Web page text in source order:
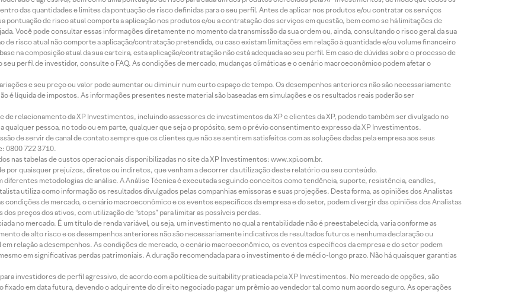
das quantidades e limites da pontuação de risco definidas para o seu perfil. Antes de aplicar nos produtos e/ou contratar os serviços
de risco atual comporta a aplicação nos produtos e/ou a contratação dos serviços em questão, bem como se há limitações de
Você pode consultar essas informações diretamente no momento da transmissão da sua ordem ou, ainda, consultando o risco geral da sua
de risco atual não comporte a aplicação/contratação pretendida, ou caso existam limitações em relação à quantidade e/ou volume financeiro
na composição atual da sua carteira, esta aplicação/contratação não está adequada ao seu perfil. Em caso de dúvidas sobre o processo de
perfil de investidor, consulte o FAQ. As condições de mercado, mudanças climáticas e o cenário macroeconômico podem afetar o
e seu preço ou valor pode aumentar ou diminuir num curto espaço de tempo. Os desempenhos anteriores não são necessariamente
é líquida de impostos. As informações presentes neste material são baseadas em simulações e os resultados reais poderão ser
relacionamento da XP Investimentos, incluindo assessores de investimentos da XP e clientes da XP, podendo também ser divulgado no
qualquer pessoa, no todo ou em parte, qualquer que seja o propósito, sem o prévio consentimento expresso da XP Investimentos.
de servir de canal de contato sempre que os clientes que não se sentirem satisfeitos com as soluções dadas pela empresa aos seus
0800 722 3710.
nas tabelas de custos operacionais disponibilizadas no site da XP Investimentos: www.xpi.com.br.
por quaisquer prejuízos, diretos ou indiretos, que venham a decorrer da utilização deste relatório ou seu conteúdo.
diferentes metodologias de análise. A Análise Técnica é executada seguindo conceitos como tendência, suporte, resistência, candles,
utiliza como informação os resultados divulgados pelas companhias emissoras e suas projeções. Desta forma, as opiniões dos Analistas
condições de mercado, o cenário macroeconômico e os eventos específicos da empresa e do setor, podem divergir das opiniões dos Analistas
preços dos ativos, com utilização de “stops” para limitar as possíveis perdas.
no mercado. É um título de renda variável, ou seja, um investimento no qual a rentabilidade não é preestabelecida, varia conforme as
de alto risco e os desempenhos anteriores não são necessariamente indicativos de resultados futuros e nenhuma declaração ou
relação a desempenhos. As condições de mercado, o cenário macroeconômico, os eventos específicos da empresa e do setor podem
em significativas perdas patrimoniais. A duração recomendada para o investimento é de médio-longo prazo. Não há quaisquer garantias
investidores de perfil agressivo, de acordo com a política de suitability praticada pela XP Investimentos. No mercado de opções, são
em data futura, devendo o adquirente do direito negociado pagar um prêmio ao vendedor tal como num acordo seguro. As operações